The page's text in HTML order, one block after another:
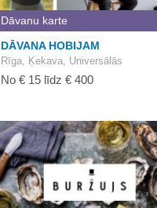
Dāvanu karte
DĀVANA HOBIJAM
Rīga, Ķekava, Universālās
No € 15 līdz € 400